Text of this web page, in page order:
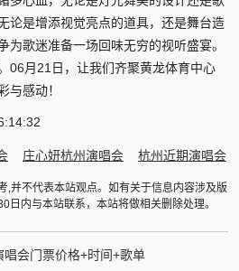
论是增添视觉亮点的道具，还是舞台造
为歌迷准备一场回味无穷的视听盛宴。
06月21日，让我们齐聚黄龙体育中心
与感动！
庄心妍杭州演唱会 杭州近期演唱会
,并不代表本站观点。如有关于信息内容涉及版
日内与本站联系，本站将做相关删除处理。
会门票价格+时间+歌单